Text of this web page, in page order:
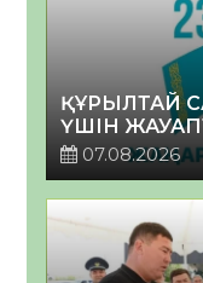
ҚҰРЫЛТАЙ
ҮШІН
07.08.2026